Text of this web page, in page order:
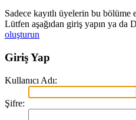
Sadece kayıtlı üyelerin bu bölüme
Lütfen aşağıdan giriş yapın ya da
oluşturun
Giriş Yap
Kullanıcı Adı:
Şifre: